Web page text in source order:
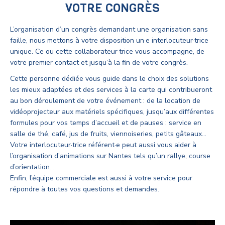
VOTRE CONGRÈS
L’organisation d’un congrès demandant une organisation sans
faille, nous mettons à votre disposition un·e interlocuteur·trice
unique. Ce ou cette collaborateur·trice vous accompagne, de
votre premier contact et jusqu’à la fin de votre congrès.
Cette personne dédiée vous guide dans le choix des solutions
les mieux adaptées et des services à la carte qui contribueront
au bon déroulement de votre événement : de la location de
vidéoprojecteur aux matériels spécifiques, jusqu’aux différentes
formules pour vos temps d’accueil et de pauses : service en
salle de thé, café, jus de fruits, viennoiseries, petits gâteaux…
Votre interlocuteur·trice référent·e peut aussi vous aider à
l’organisation d’animations sur Nantes tels qu’un rallye, course
d’orientation…
Enfin, l’équipe commerciale est aussi à votre service pour
répondre à toutes vos questions et demandes.